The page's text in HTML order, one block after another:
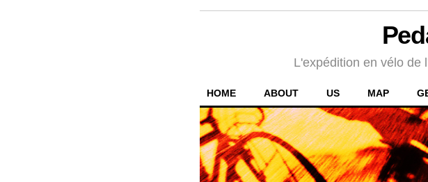
L'expédition en vélo de
HOME ABOUT US MAP